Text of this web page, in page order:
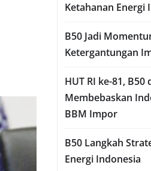
Ketahanan Energi
B50 Jadi
Ketergantungan
HUT RI ke-81,
Membebaskan
BBM Impor
B50 Langkah
Energi Indonesia